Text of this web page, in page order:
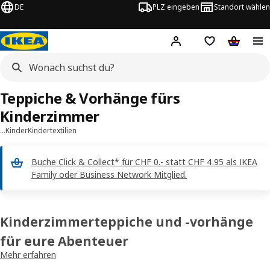
DE PLZ eingeben Standort wählen
Hej! Logge dich ein
Einkaufsliste
…KinderKindertextilien
Buche Click & Collect* für CHF 0.- statt CHF 4.95 als IKEA
Family oder Business Network Mitglied.
Teppiche & Vorhänge fürs
Kinderzimmer
Kinderzimmerteppiche und -vorhänge
für eure Abenteuer
Mit IKEA Kinderzimmerteppichen kann der Spass losgehen: Sucht
Mehr erfahren